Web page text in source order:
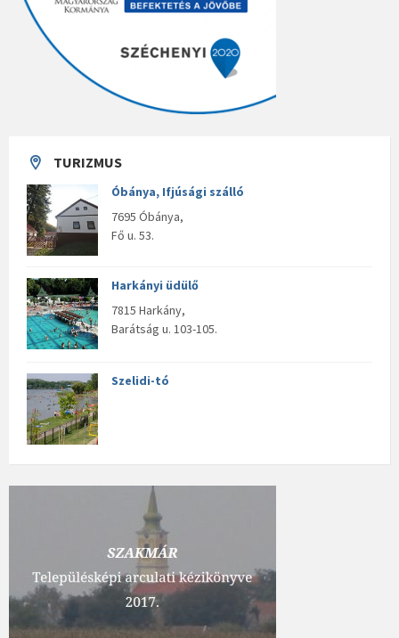
TURIZMUS
Óbánya, Ifjúsági szálló
7695 Óbánya,
Fő u. 53.
Harkányi üdülő
7815 Harkány,
Barátság u. 103-105.
Szelidi-tó